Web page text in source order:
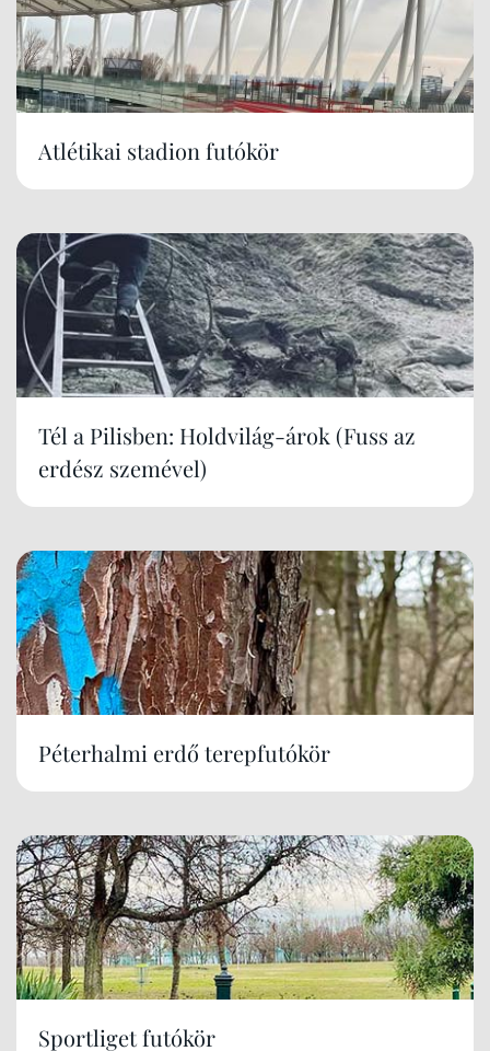
Atlétikai stadion futókör
Tél a Pilisben: Holdvilág-árok (Fuss az
erdész szemével)
Péterhalmi erdő terepfutókör
Sportliget futókör